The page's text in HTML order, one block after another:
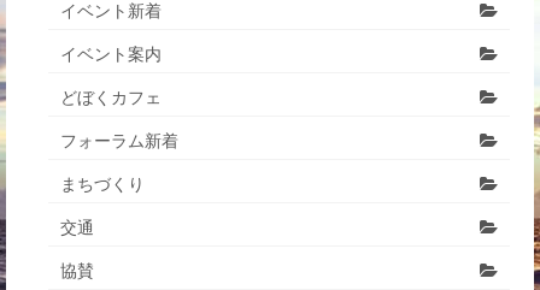
イベント新着
イベント案内
どぼくカフェ
フォーラム新着
まちづくり
交通
協賛